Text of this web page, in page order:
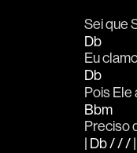
Sei que
Db
Eu
Db
Pois Ele
Bbm
Preciso
| Db / / /